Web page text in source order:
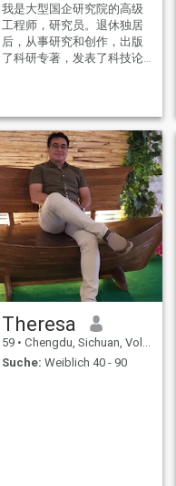
我是大型国企研究院的高级
工程师，研究员。退休独居
后，从事研究和创作，出版
了科研专著，发表了科技论
良嗜好。兴趣爱好广泛，交
友大度随和,有较强的独立生
活能力。独生女博士毕业后
在外地高校任教。主页中的
个人相片为近年所摄。 I am
a senior engineer and
researcher in a large state-
owned research institute.
After retiring and livi
Theresa
59 • Chengdu, Sichuan, Volksrep. China
Suche: Weiblich 40 - 90